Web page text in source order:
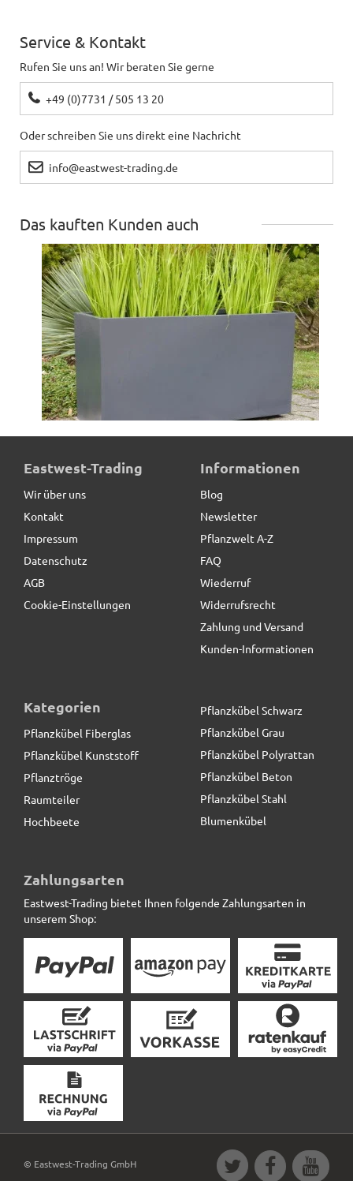
Service & Kontakt
Rufen Sie uns an! Wir beraten Sie gerne
+49 (0)7731 / 505 13 20
Oder schreiben Sie uns direkt eine Nachricht
info@eastwest-trading.de
Das kauften Kunden auch
Pflanztrog, Pflanzkübel, Fiberglas anthrazit (Rollen
129,50 € *statt
25,90 € *
Eastwest-Trading
Wir über uns
Kontakt
Impressum
Datenschutz
AGB
Cookie-Einstellungen
Informationen
Blog
Newsletter
Pflanzwelt A-Z
FAQ
Wiederruf
Widerrufsrecht
Zahlung und Versand
Kunden-Informationen
Kategorien
Pflanzkübel Fiberglas
Pflanzkübel Kunststoff
Pflanztröge
Raumteiler
Hochbeete
Pflanzkübel Schwarz
Pflanzkübel Grau
Pflanzkübel Polyrattan
Pflanzkübel Beton
Pflanzkübel Stahl
Blumenkübel
Zahlungsarten
Eastwest-Trading bietet Ihnen folgende Zahlungsarten in
unserem Shop:
© Eastwest-Trading GmbH